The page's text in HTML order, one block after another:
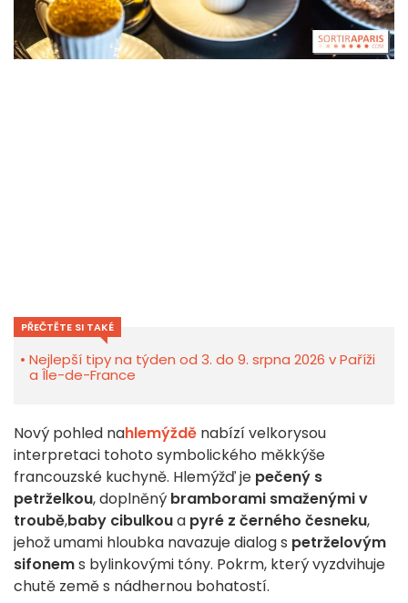
PŘEČTĚTE SI TAKÉ
Nejlepší tipy na týden od 3. do 9. srpna 2026 v Paříži
a Île-de-France
Nový pohled nahlemýždě nabízí velkorysou
interpretaci tohoto symbolického měkkýše
francouzské kuchyně. Hlemýžď je pečený s
petrželkou, doplněný bramborami smaženými v
troubě,baby cibulkoua pyré z černého česneku,
jehož umami hloubka navazuje dialog s petrželovým
sifonems bylinkovými tóny. Pokrm, který vyzdvihuje
chutě země s nádhernou bohatostí.